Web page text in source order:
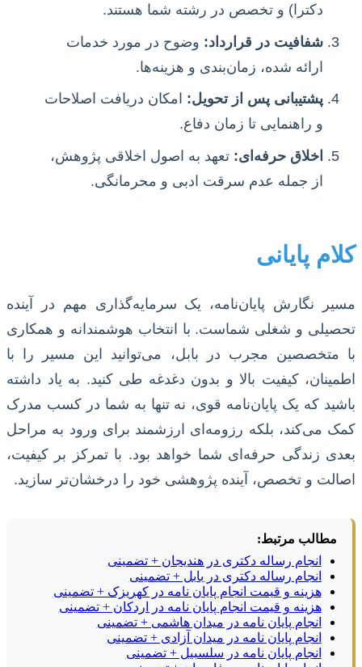
دکترا) و تخصص در رشته شما هستند.
شفافیت در قرارداد: وضوح در مورد خدمات
ارائه شده، زمان‌بندی و هزینه‌ها.
پشتیبانی پس از تحویل: امکان دریافت اصلاحات
و راهنمایی تا زمان دفاع.
اخلاق حرفه‌ای: تعهد به اصول اخلاقی پژوهش،
از جمله عدم سرقت ادبی و محرمانگی.
کلام پایانی
مسیر نگارش پایان‌نامه، یک سرمایه‌گذاری مهم در آینده
تحصیلی و شغلی شماست. با انتخاب هوشمندانه و همکاری
با متخصصین مجرب در بابل، می‌توانید این مسیر را با
اطمینان، کیفیت بالا و بدون دغدغه طی کنید. به یاد داشته
باشید که یک پایان‌نامه قوی، نه تنها به شما در کسب مدرک
کمک می‌کند، بلکه رزومه‌ای ارزشمند برای ورود به مراحل
بعدی زندگی حرفه‌ای شما خواهد بود. با تمرکز بر کیفیت،
اصالت و تخصص، آینده پژوهشی خود را درخشان‌تر سازید.
مطالب مرتبط:
انجام رساله دکتری در هندیجان + تضمینی
انجام رساله دکتری در بابل + تضمینی
هزینه و قیمت انجام پایان نامه در کهریزک + تضمینی
هزینه و قیمت انجام پایان نامه در اردکان + تضمینی
انجام پایان نامه در میدان هاشمی + تضمینی
انجام پایان نامه در میدان آزادی + تضمینی
انجام پایان نامه در سلسبیل + تضمینی